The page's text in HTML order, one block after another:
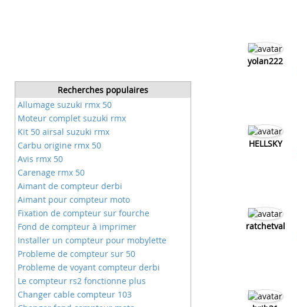
Recherches populaires
Allumage suzuki rmx 50
Moteur complet suzuki rmx
Kit 50 airsal suzuki rmx
Carbu origine rmx 50
Avis rmx 50
Carenage rmx 50
Aimant de compteur derbi
Aimant pour compteur moto
Fixation de compteur sur fourche
Fond de compteur à imprimer
Installer un compteur pour mobylette
Probleme de compteur sur 50
Probleme de voyant compteur derbi
Le compteur rs2 fonctionne plus
Changer cable compteur 103
yolan222
HELLSKY
ratchetval